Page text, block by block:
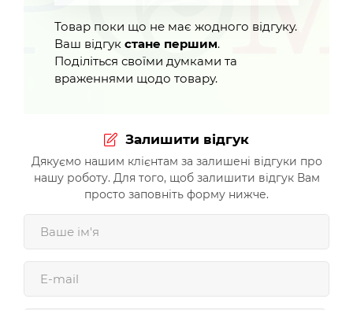
Товар поки що не має жодного відгуку.
Ваш відгук стане першим.
Поділіться своїми думками та
враженнями щодо товару.
Залишити відгук
Дякуємо нашим клієнтам за залишені відгуки про
нашу роботу. Для того, щоб залишити відгук Вам
просто заповніть форму нижче.